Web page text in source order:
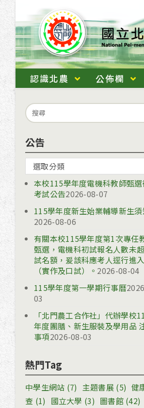
跳
主
要
內
容
認識北農 公佈欄
Search
for:
公告
告
選取分類
本校115學年度電機科教師甄
考試公告2026-08-07
115學年度新生始業輔導新生須
2026-08-06
有關本校115學年度第1次專任
甄選，電機科初試報名人數未
試名額，爰該科應考人逕行進
（實作及口試）。 2026-08-04
115學年度第一學期行事曆
03
「北門農工合作社」代辦學校
年度團膳、新生服裝及學用品
事項2026-08-03
熱門Tag
中學生網站 (7) 主題書展(5) 健
查 (1) 國立大學 (3) 圖書館(42)